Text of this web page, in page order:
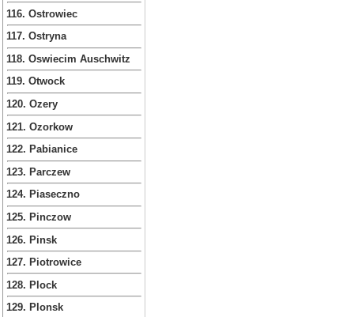
116. Ostrowiec
117. Ostryna
118. Oswiecim Auschwitz
119. Otwock
120. Ozery
121. Ozorkow
122. Pabianice
123. Parczew
124. Piaseczno
125. Pinczow
126. Pinsk
127. Piotrowice
128. Plock
129. Plonsk